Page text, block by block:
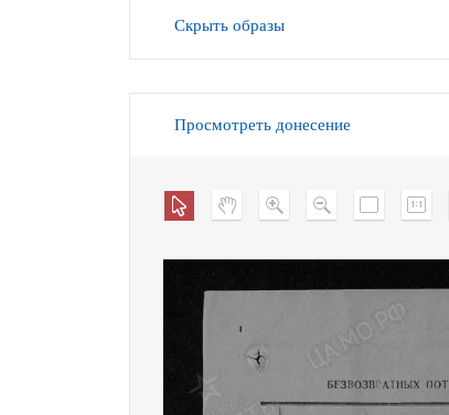
Скрыть образы
Просмотреть донесение